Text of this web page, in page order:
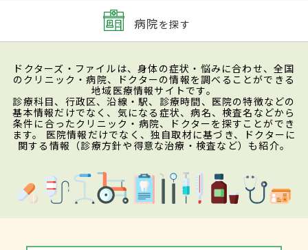
病院を探す
ドクターズ・ファイルは、身体の症状・悩みに合わせ、全国
のクリニック・病院、ドクターの情報を調べることができる
地域医療情報サイトです。
診療科目、行政区、沿線・駅、診療時間、医院の特徴などの
基本情報だけでなく、気になる症状、病名、検査名などから
条件に合ったクリニック・病院、ドクターを探すことができ
ます。 医院情報だけでなく、独自取材に基づき、ドクターに
関する情報（診療方針や得意な治療・検査など）も紹介。